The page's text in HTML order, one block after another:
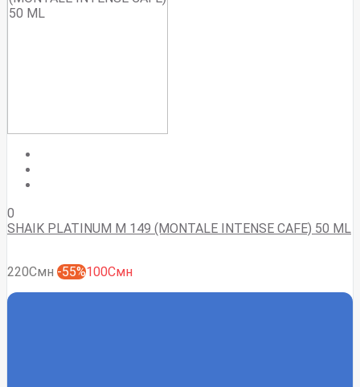
0
SHAIK PLATINUM M 149 (MONTALE INTENSE CAFE) 50 ML
220Смн -55%100Смн